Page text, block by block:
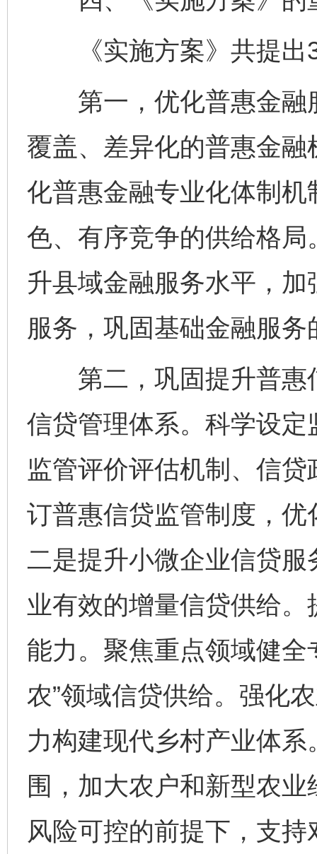
《实施方案》共提出3
第一，优化普惠金融
覆盖、差异化的普惠金
化普惠金融专业化体制
色、有序竞争的供给格
升县域金融服务水平，
服务，巩固基础金融服
第二，巩固提升普惠
信贷管理体系。科学设
监管评价评估机制、信
订普惠信贷监管制度，
二是提升小微企业信贷
业有效的增量信贷供给
能力。聚焦重点领域健全
农”领域信贷供给。强化
力构建现代乡村产业体
围，加大农户和新型农
风险可控的前提下，支